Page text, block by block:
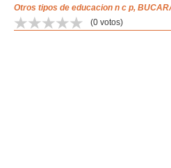
Otros tipos de educacion n c p,
(0 votos)